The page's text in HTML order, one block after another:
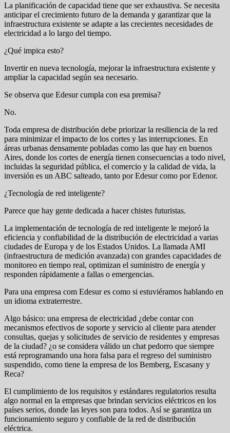
La planificación de capacidad tiene que ser exhaustiva. Se necesita
anticipar el crecimiento futuro de la demanda y garantizar que la
infraestructura existente se adapte a las crecientes necesidades de
electricidad a lo largo del tiempo.
¿Qué impica esto?
Invertir en nueva tecnología, mejorar la infraestructura existente y
ampliar la capacidad según sea necesario.
Se observa que Edesur cumpla con esa premisa?
No.
Toda empresa de distribución debe priorizar la resiliencia de la red
para minimizar el impacto de los cortes y las interrupciones. En
áreas urbanas densamente pobladas como las que hay en buenos
Aires, donde los cortes de energía tienen consecuencias a todo nivel,
incluidas la seguridad pública, el comercio y la calidad de vida, la
inversión es un ABC salteado, tanto por Edesur como por Edenor.
¿Tecnología de red inteligente?
Parece que hay gente dedicada a hacer chistes futuristas.
La implementación de tecnología de red inteligente le mejoró la
eficiencia y confiabilidad de la distribución de electricidad a varias
ciudades de Europa y de los Estados Unidos. La llamada AMI
(infraestructura de medición avanzada) con grandes capacidades de
monitoreo en tiempo real, optimizan el suministro de energía y
responden rápidamente a fallas o emergencias.
Para una empresa com Edesur es como si estuviéramos hablando en
un idioma extraterrestre.
Algo básico: una empresa de electricidad ¿debe contar con
mecanismos efectivos de soporte y servicio al cliente para atender
consultas, quejas y solicitudes de servicio de residentes y empresas
de la ciudad? ¿o se considera válido un chat pedorro que siempre
está reprogramando una hora falsa para el regreso del suministro
suspendido, como tiene la empresa de los Bemberg, Escasany y
Reca?
El cumplimiento de los requisitos y estándares regulatorios resulta
algo normal en la empresas que brindan servicios eléctricos en los
países serios, donde las leyes son para todos. Así se garantiza un
funcionamiento seguro y confiable de la red de distribución
eléctrica.